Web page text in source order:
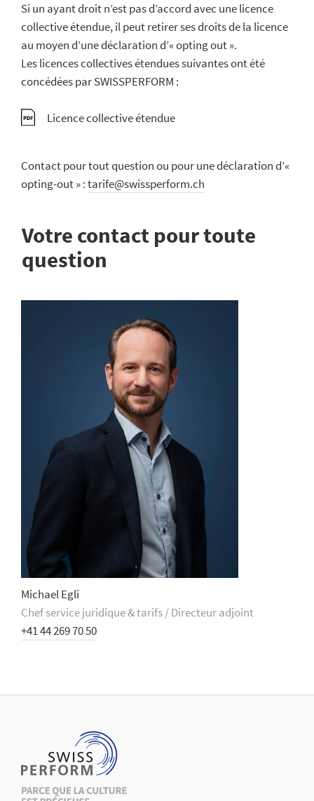
Si un ayant droit n’est pas d’accord avec une licence
collective étendue, il peut retirer ses droits de la licence
au moyen d’une déclaration d’« opting out ».
Les licences collectives étendues suivantes ont été
concédées par SWISSPERFORM :
Licence collective étendue
Contact pour tout question ou pour une déclaration d’«
opting-out » :tarife@swissperform.ch
Votre contact pour toute
question
Michael Egli
Chef service juridique & tarifs / Directeur adjoint
+41 44 269 70 50